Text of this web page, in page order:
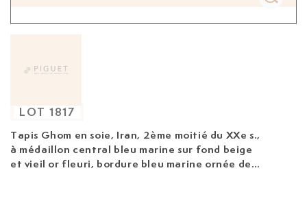
Tapis Ghom en soie, Iran, 2ème moitié du XXe s.,
à médaillon central bleu marine sur fond beige
et vieil or fleuri, bordure bleu marine ornée de
LOT 1817